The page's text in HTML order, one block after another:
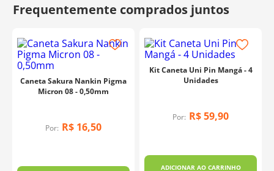
Caneta Sakura Nankin Pigma
Micron 08 - 0,50mm
Por: R$ 16,50
Kit Caneta Uni Pin Mangá - 4
Unidades
Por: R$59,90
ADICIONAR AO CARRINHO